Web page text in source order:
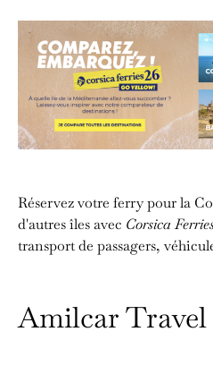
Réservez votre ferry pour la
d'autres îles avec Corsica
transport de passagers,
Amilcar Travel